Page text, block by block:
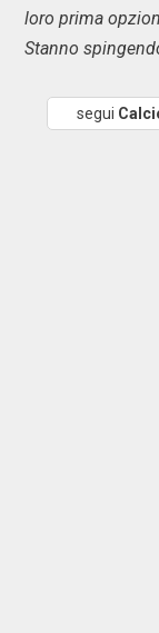
loro prima
Stanno
segui